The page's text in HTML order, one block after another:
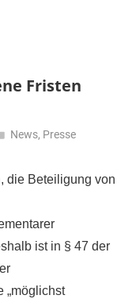
Fristen
News, Presse
die Beteiligung von
ist in § 47 der
„möglichst